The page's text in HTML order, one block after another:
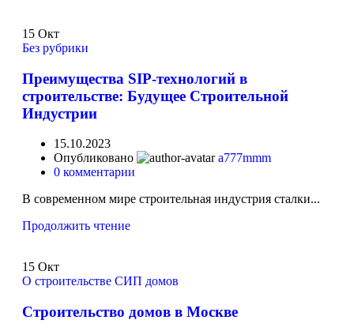
15 Окт
Без рубрики
Преимущества SIP-технологий в
строительстве: Будущее Строительной
Индустрии
15.10.2023
Опубликовано
a777mmm
0 комментарии
В современном мире строительная индустрия сталки...
Продолжить чтение
15 Окт
О строительстве СИП домов
Строительство домов в Москве